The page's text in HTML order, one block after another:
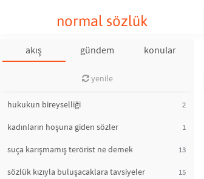
normal sözlük
akış gündem konular
yenile
hukukun bireyselliği 2
kadınların hoşuna giden sözler 1
suça karışmamış terörist ne demek 13
sözlük kızıyla buluşacaklara tavsiyeler 15